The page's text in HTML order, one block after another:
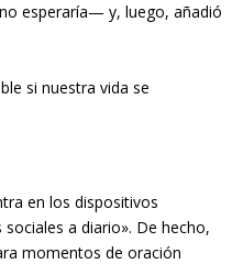
esperaría— y, luego, añadió
si nuestra vida se
en los dispositivos
a diario». De hecho,
momentos de oración